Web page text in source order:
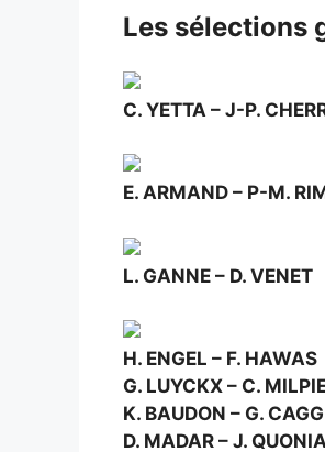
Les sélections
C. YETTA – J-P.
E. ARMAND – P-M.
L. GANNE – D. VENET
H. ENGEL – F. HAWAS
G. LUYCKX – C.
K. BAUDON – G.
D. MADAR – J.